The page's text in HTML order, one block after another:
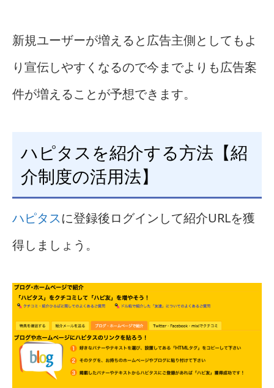
新規ユーザーが増えると広告主側としてもよ
り宣伝しやすくなるので今までよりも広告案
件が増えることが予想できます。
ハピタスを紹介する方法【紹
介制度の活用法】
ハピタスに登録後ログインして紹介URLを獲
得しましょう。